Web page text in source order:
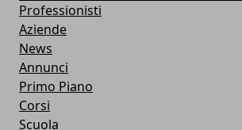
Professionisti
Aziende
News
Annunci
Primo Piano
Corsi
Scuola